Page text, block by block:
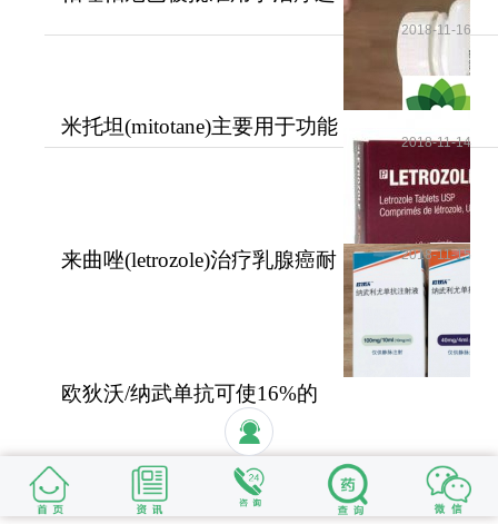
米托坦(mitotane)主要用于功能
性和无功能性肾上腺
2018-11-16
来曲唑(letrozole)治疗乳腺癌耐
2018-11-14
欧狄沃/纳武单抗可使16%的
晚期肺癌患者活过5年
2018-11-15